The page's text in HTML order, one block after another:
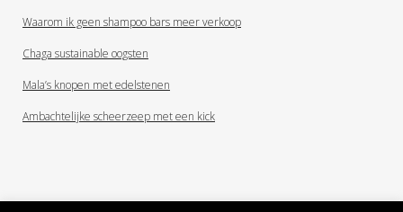
Waarom ik geen shampoo bars meer verkoop
Chaga sustainable oogsten
Mala’s knopen met edelstenen
Ambachtelijke scheerzeep met een kick